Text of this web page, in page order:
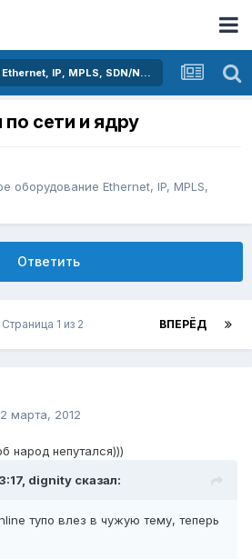
Активное оборудование Ethernet, IP, MPLS, SDN/NFV...
сети и ядру
оборудование Ethernet, IP, MPLS,
Ответить
ВПЕРЁД
Страница 1 из 2
марта, 2012
народ непутался)))
dignity сказал:
тупо влез в чужую тему, теперь